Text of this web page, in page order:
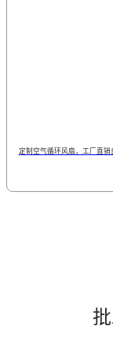
定制空气循环风扇，工厂直销